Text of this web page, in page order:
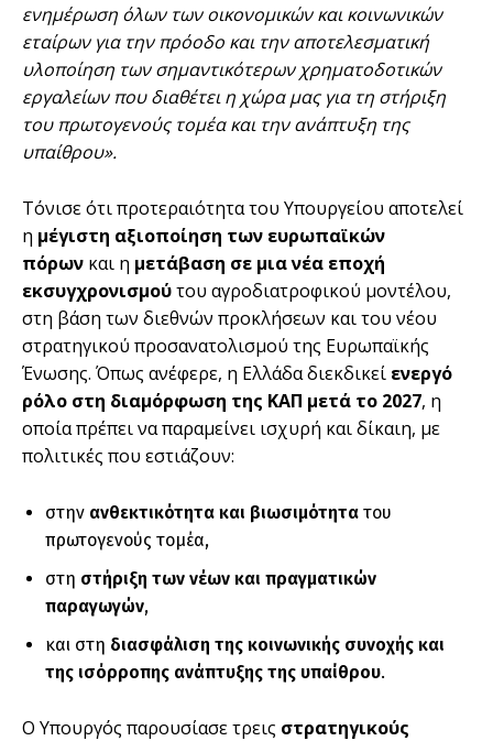
ενημέρωση όλων των οικονομικών και κοινωνικών
εταίρων για την πρόοδο και την αποτελεσματική
υλοποίηση των σημαντικότερων χρηματοδοτικών
εργαλείων που διαθέτει η χώρα μας για τη στήριξη
του πρωτογενούς τομέα και την ανάπτυξη της
υπαίθρου».
Τόνισε ότι προτεραιότητα του Υπουργείου αποτελεί
η μέγιστη αξιοποίηση των ευρωπαϊκών
πόρων και η μετάβαση σε μια νέα εποχή
εκσυγχρονισμούτου αγροδιατροφικού μοντέλου,
στη βάση των διεθνών προκλήσεων και του νέου
στρατηγικού προσανατολισμού της Ευρωπαϊκής
Ένωσης. Όπως ανέφερε, η Ελλάδα διεκδικεί ενεργό
ρόλο στη διαμόρφωση της ΚΑΠ μετά το 2027, η
οποία πρέπει να παραμείνει ισχυρή και δίκαιη, με
πολιτικές που εστιάζουν:
στην ανθεκτικότητα και βιωσιμότητα του
πρωτογενούς τομέα,
στη στήριξη των νέων και πραγματικών
παραγωγών,
και στη διασφάλιση της κοινωνικής συνοχής και
της ισόρροπης ανάπτυξης της υπαίθρου.
Ο Υπουργός παρουσίασε τρεις στρατηγικούς